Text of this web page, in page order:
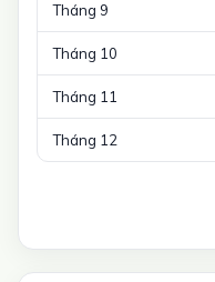
Tháng 9
Tháng 10
Tháng 11
Tháng 12